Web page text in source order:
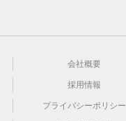
会社概要
採用情報
プライバシーポリシー